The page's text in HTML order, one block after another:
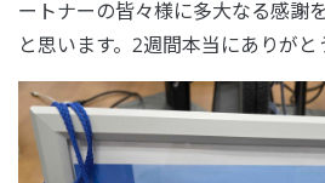
ートナーの皆々様に多大なる感謝
と思います。2週間本当にありがと